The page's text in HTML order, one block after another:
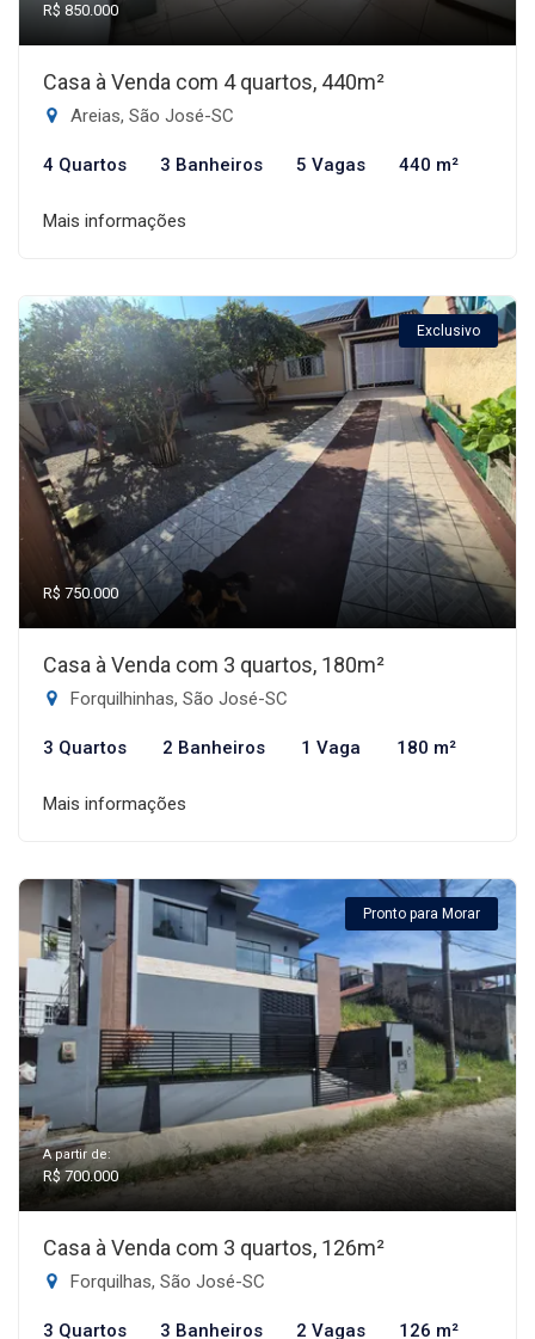
R$ 850.000
Casa à Venda com 4 quartos, 440m²
Areias, São José-SC
4 Quartos 3 Banheiros 5 Vagas 440 m²
Mais informações
Exclusivo
R$ 750.000
Casa à Venda com 3 quartos, 180m²
Forquilhinhas, São José-SC
3 Quartos 2 Banheiros 1 Vaga 180 m²
Mais informações
Pronto para Morar
A partir de:
R$ 700.000
Casa à Venda com 3 quartos, 126m²
Forquilhas, São José-SC
3 Quartos 3 Banheiros 2 Vagas 126 m²